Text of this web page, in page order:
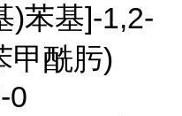
)苯基]-1,2-
甲酰肟)
0